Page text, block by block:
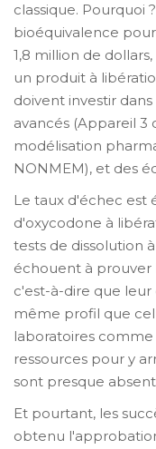
classique. Pourquoi
bioéquivalence
1,8 million de
un produit à
doivent investir
avancés (Appareil 3
modélisation
NONMEM), et des
Le taux d'échec est
d'oxycodone à
tests de dissolution
échouent à prouver
c'est-à-dire que
même profil que
laboratoires comme
ressources pour y
sont presque
Et pourtant, les
obtenu